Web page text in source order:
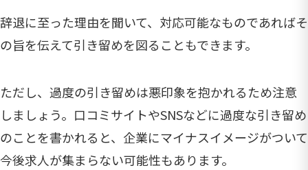
辞退に至った理由を聞いて、対応可能なものであればそ
の旨を伝えて引き留めを図ることもできます。
ただし、過度の引き留めは悪印象を抱かれるため注意
しましょう。口コミサイトやSNSなどに過度な引き留め
のことを書かれると、企業にマイナスイメージがついて
今後求人が集まらない可能性もあります。